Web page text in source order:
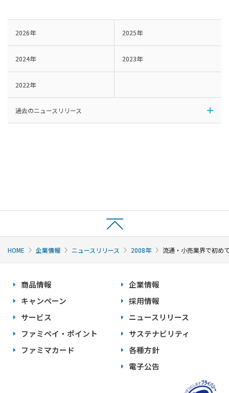
2026年 2025年
2024年 2023年
2022年
過去のニュースリリース
HOME 企業情報 ニュースリリース 2008年 流通・小売業界で初め
商品情報
キャンペーン
サービス
ファミペイ・ポイント
ファミマカード
企業情報
採用情報
ニュースリリース
サステナビリティ
各種方針
電子公告